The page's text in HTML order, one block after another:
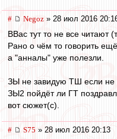
# Negoz » 28 июл 2016
ВВас тут то не все читают
Рано о чём то говорить
а "анналы" уже полезли.
ЗЫ не завидую ТШ если не
ЗЫ2 пойдёт ли ГТ
вот сюжет(с).
# S75 » 28 июл 2016 20:13